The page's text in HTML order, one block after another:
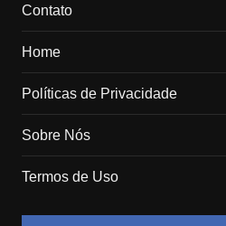
Contato
Home
Políticas de Privacidade
Sobre Nós
Termos de Uso